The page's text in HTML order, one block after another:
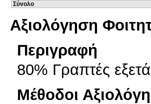
Σύνολο
Αξιολόγηση
Περιγραφή
80% Γραπτές
Μέθοδοι